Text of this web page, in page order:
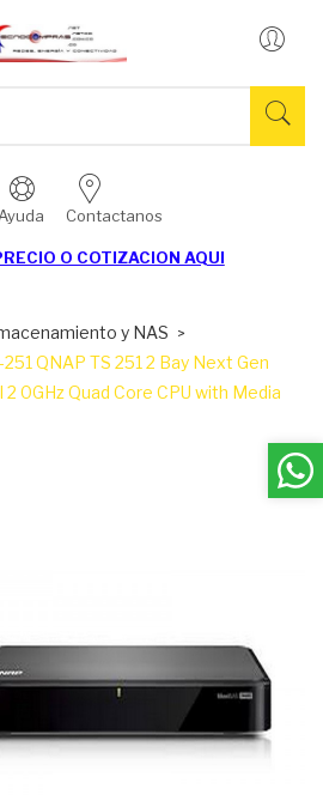
Ayuda Contactanos
O COTIZACION AQUI
y NAS
QNAP TS 251 2 Bay Next Gen
0GHz Quad Core CPU with Media